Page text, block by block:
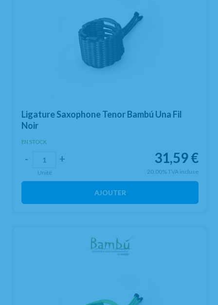
Ligature Saxophone Tenor Bambú Una Fil
Noir
EN STOCK
31,59€
20.00%TVA incluse
- +
Unité
AJOUTER